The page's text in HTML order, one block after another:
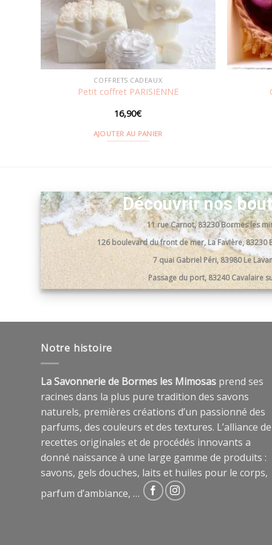
COFFRETS CADEAUX
Petit coffret PARISIENNE
16,90€
AJOUTER AU PANIER
Découvrir nos
11 rue Carnot, 83230 Bormes les
126 boulevard du front de mer, La Favière, 83230
7 quai Gabriel Péri, 83980 Le
Passage du port, 83240 Cavalaire
Notre histoire
La Savonnerie de Bormes les Mimosas prend ses
racines dans la plus pure tradition des savons
naturels, premières créations d’un passionné des
parfums, des couleurs et des textures. L’alliance de
recettes originales et de procédés innovants a
donné naissance à une large gamme de produits :
savons, gels douches, laits et huiles pour le corps,
parfum d’ambiance, …